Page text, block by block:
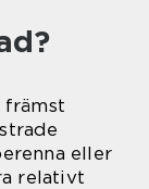
främst
eller
relativt